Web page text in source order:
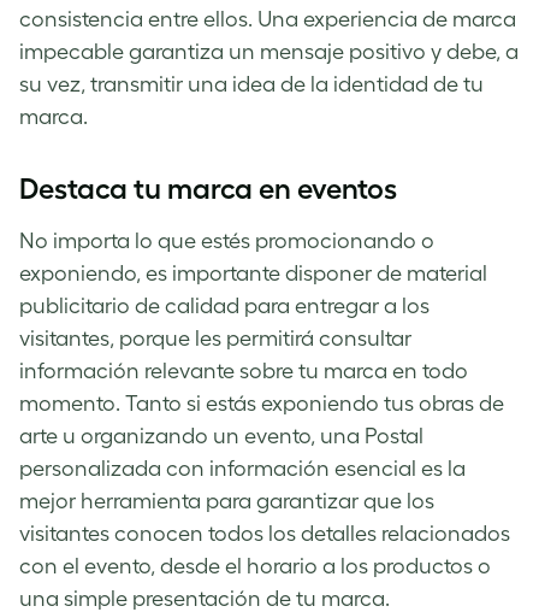
consistencia entre ellos. Una experiencia de marca
impecable garantiza un mensaje positivo y debe, a
su vez, transmitir una idea de la identidad de tu
marca.
Destaca tu marca en eventos
No importa lo que estés promocionando o
exponiendo, es importante disponer de material
publicitario de calidad para entregar a los
visitantes, porque les permitirá consultar
información relevante sobre tu marca en todo
momento. Tanto si estás exponiendo tus obras de
arte u organizando un evento, una Postal
personalizada con información esencial es la
mejor herramienta para garantizar que los
visitantes conocen todos los detalles relacionados
con el evento, desde el horario a los productos o
una simple presentación de tu marca.